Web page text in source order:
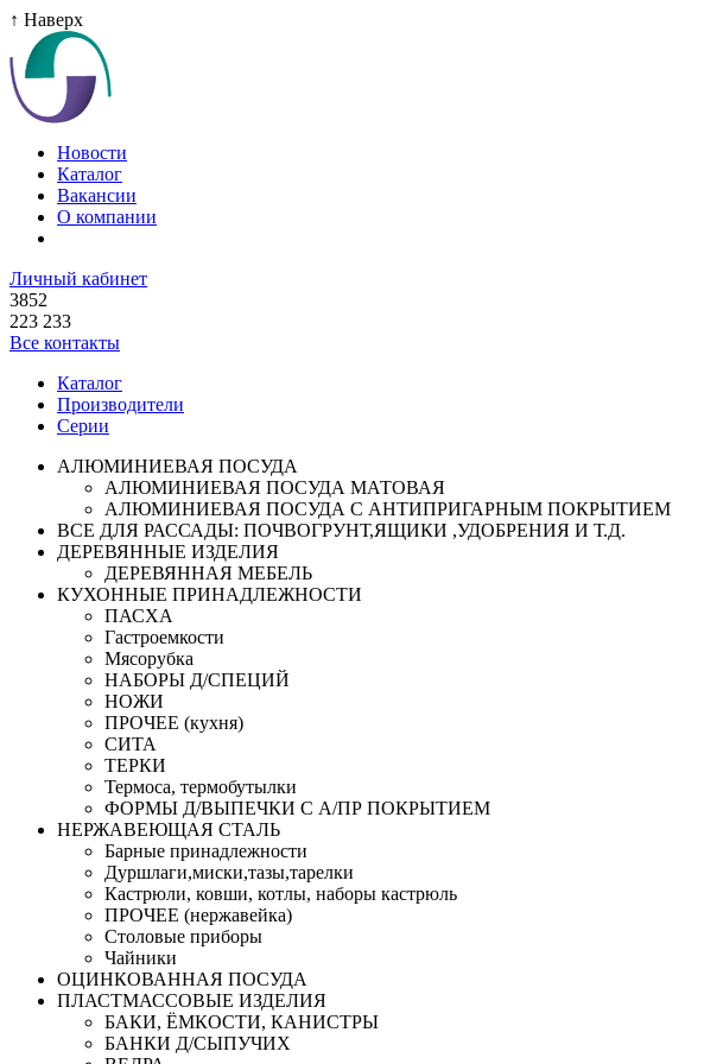
↑ Наверх
Новости
Каталог
Вакансии
О компании
Личный кабинет
3852
223 233
Все контакты
Каталог
Производители
Серии
АЛЮМИНИЕВАЯ ПОСУДА
АЛЮМИНИЕВАЯ ПОСУДА МАТОВАЯ
АЛЮМИНИЕВАЯ ПОСУДА С АНТИПРИГАРНЫМ ПОКРЫТИЕМ
ВСЕ ДЛЯ РАССАДЫ: ПОЧВОГРУНТ,ЯЩИКИ ,УДОБРЕНИЯ И Т.Д.
ДЕРЕВЯННЫЕ ИЗДЕЛИЯ
ДЕРЕВЯННАЯ МЕБЕЛЬ
КУХОННЫЕ ПРИНАДЛЕЖНОСТИ
ПАСХА
Гастроемкости
Мясорубка
НАБОРЫ Д/СПЕЦИЙ
НОЖИ
ПРОЧЕЕ (кухня)
СИТА
ТЕРКИ
Термоса, термобутылки
ФОРМЫ Д/ВЫПЕЧКИ С А/ПР ПОКРЫТИЕМ
НЕРЖАВЕЮЩАЯ СТАЛЬ
Барные принадлежности
Дуршлаги,миски,тазы,тарелки
Кастрюли, ковши, котлы, наборы кастрюль
ПРОЧЕЕ (нержавейка)
Столовые приборы
Чайники
ОЦИНКОВАННАЯ ПОСУДА
ПЛАСТМАССОВЫЕ ИЗДЕЛИЯ
БАКИ, ЁМКОСТИ, КАНИСТРЫ
БАНКИ Д/СЫПУЧИХ